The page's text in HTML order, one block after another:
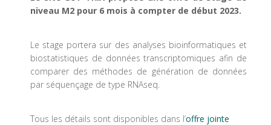
niveau M2 pour 6 mois à compter de début 2023.
Le stage portera sur des analyses bioinformatiques et
biostatistiques de données transcriptomiques afin de
comparer des méthodes de génération de données
par séquençage de type RNAseq.
Tous les détails sont disponibles dans l’offre jointe